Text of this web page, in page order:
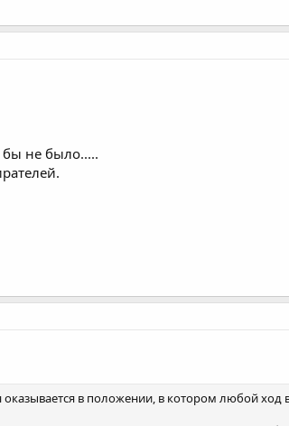
не было.....
в положении, в котором любой ход